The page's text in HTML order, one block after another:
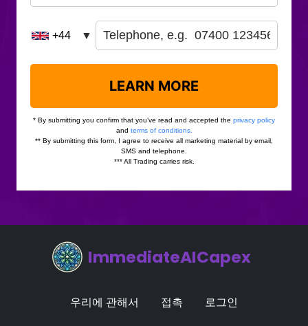
ImmediateAICapex
우리에 관해서 접촉 로그인